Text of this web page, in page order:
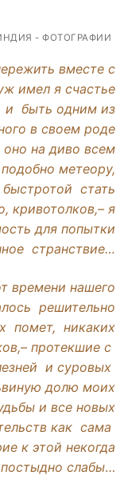
- ФОТОГРАФИИ
вместе с
имел я счастье
и быть одним из
в своем роде
на диво всем
метеору,
стать
кривотолков,– я
для попытки
странствие…
времени нашего
решительно
помет, никаких
протекшие с
и суровых
долю моих
и все новых
как сама
к этой некогда
слабы…